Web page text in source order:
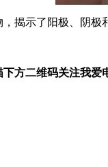
揭示了阳极、阴极
方二维码关注我爱